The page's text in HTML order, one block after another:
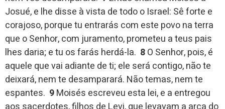
Josué, e lhe disse à vista de todo o Israel: Sê forte e
corajoso, porque tu entrarás com este povo na terra
que o Senhor, com juramento, prometeu a teus pais
lhes daria; e tu os farás herdá-la. 8O Senhor, pois, é
aquele que vai adiante de ti; ele será contigo, não te
deixará, nem te desamparará. Não temas, nem te
espantes. 9Moisés escreveu esta lei, e a entregou